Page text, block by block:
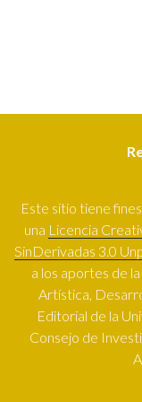
Este sitio tiene
una Licencia
SinDerivadas 3.0
a los aportes de
Artística,
Editorial de la
Consejo de